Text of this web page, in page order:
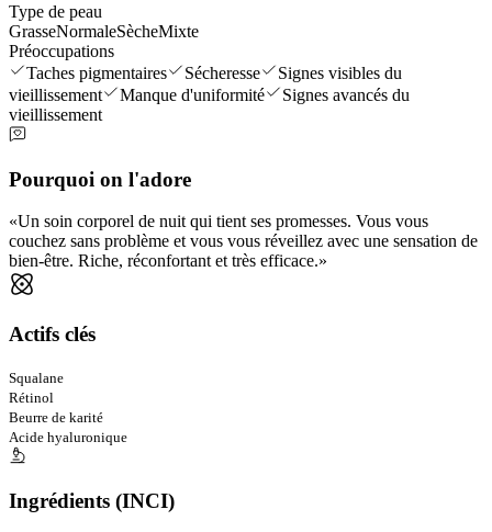
Type de peau
GrasseNormaleSècheMixte
Préoccupations
Taches pigmentaires
Sécheresse
Signes visibles du
vieillissement
Manque d'uniformité
Signes avancés du
vieillissement
Pourquoi on l'adore
Un soin corporel de nuit qui tient ses promesses. Vous vous
couchez sans problème et vous vous réveillez avec une sensation de
bien-être. Riche, réconfortant et très efficace.
Actifs clés
Squalane
Rétinol
Beurre de karité
Acide hyaluronique
Ingrédients (INCI)